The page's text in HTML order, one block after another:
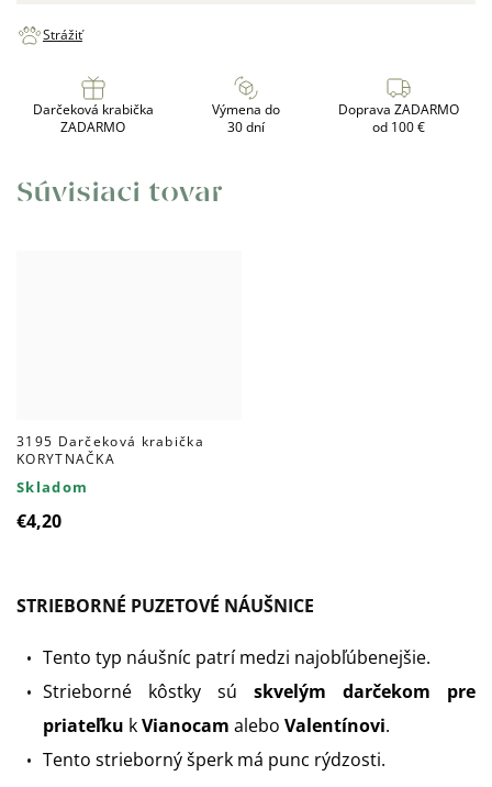
Strážiť
Darčeková krabička
ZADARMO
Výmena do
30 dní
Doprava ZADARMO
od 100 €
Súvisiaci tovar
3195 Darčeková krabička
KORYTNAČKA
Skladom
€4,20
STRIEBORNÉ PUZETOVÉ NÁUŠNICE
Tento typ náušníc patrí medzi najobľúbenejšie.
Strieborné kôstky sú skvelým darčekom pre
priateľku kVianocam alebo Valentínovi.
Tento strieborný šperk má punc rýdzosti.